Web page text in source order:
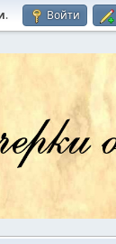
. Войти